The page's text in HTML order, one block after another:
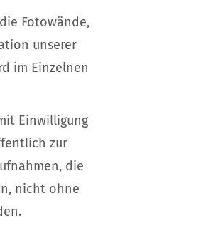
Fotowände,
unserer
im Einzelnen
Einwilligung
zur
die
nicht ohne